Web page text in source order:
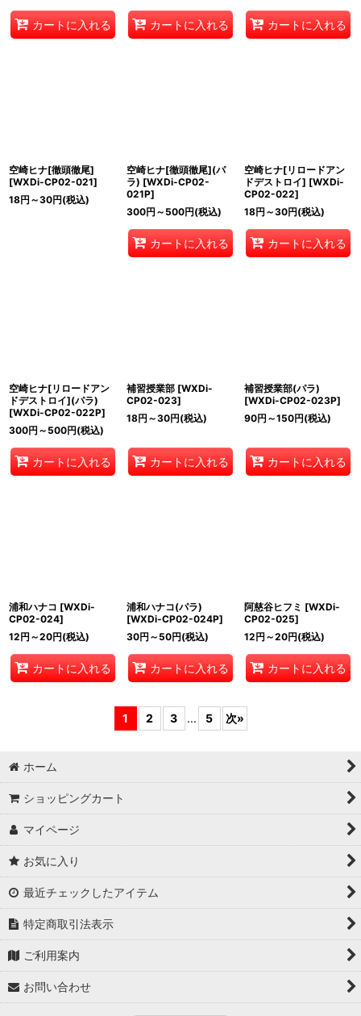
カートに入れる カートに入れる カートに入れる
空崎ヒナ[徹頭徹尾]
[WXDi-CP02-021]
18円 ～30円(税込)
空崎ヒナ[徹頭徹尾](パ
ラ) [WXDi-CP02-
021P]
300円 ～500円(税込)
カートに入れる
空崎ヒナ[リロードアン
ドデストロイ] [WXDi-
CP02-022]
18円 ～30円(税込)
カートに入れる
空崎ヒナ[リロードアン
ドデストロイ](パラ)
[WXDi-CP02-022P]
300円 ～500円(税込)
カートに入れる
補習授業部 [WXDi-
CP02-023]
18円 ～30円(税込)
カートに入れる
補習授業部(パラ)
[WXDi-CP02-023P]
90円 ～150円(税込)
カートに入れる
浦和ハナコ [WXDi-
CP02-024]
12円 ～20円(税込)
カートに入れる
浦和ハナコ(パラ)
[WXDi-CP02-024P]
30円 ～50円(税込)
カートに入れる
阿慈谷ヒフミ [WXDi-
CP02-025]
12円 ～20円(税込)
カートに入れる
1 2 3 ... 5 次»
ホーム
ショッピングカート
マイページ
お気に入り
最近チェックしたアイテム
特定商取引法表示
ご利用案内
お問い合わせ